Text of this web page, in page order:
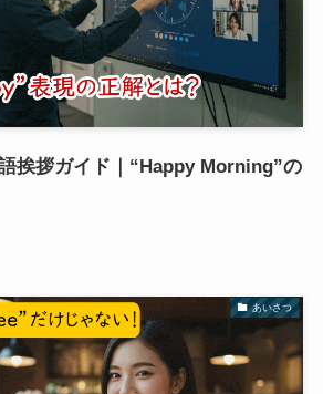
挨拶ガイド｜“Happy Morning”の
あいさつ